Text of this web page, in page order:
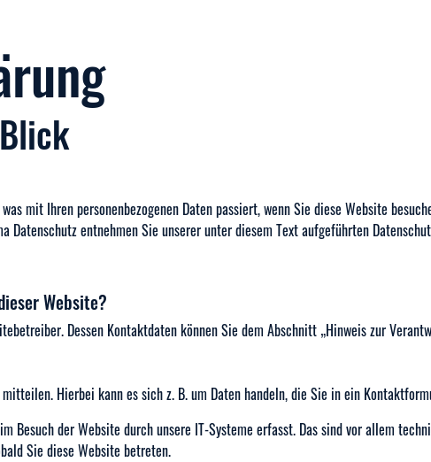
mit Ihren personenbezogenen Daten passiert, wenn Sie diese Website
entnehmen Sie unserer unter diesem Text aufgeführten
Website?
Dessen Kontaktdaten können Sie dem Abschnitt „Hinweis zur
Hierbei kann es sich z. B. um Daten handeln, die Sie in ein
Besuch der Website durch unsere IT-Systeme erfasst. Das sind vor allem
Sie diese Website betreten.